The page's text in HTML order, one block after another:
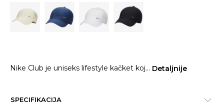
Nike Club je uniseks lifestyle kačket koj... Detaljnije
SPECIFIKACIJA